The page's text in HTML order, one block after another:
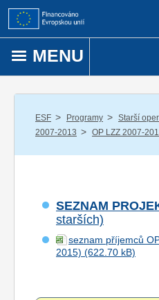
Přejít k obsahu
MENU
ESF / Programy / Starší
2007-2013 / OP LZZ 2007-
SEZNAM
starších)
seznam příjemců
2015)